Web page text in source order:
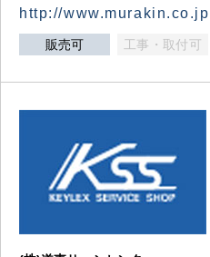
http://www.murakin.co.jp
販売可 工事・取付可